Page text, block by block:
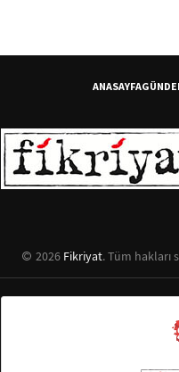
ANASAYFA
2026 Fikriyat. Tüm hakları